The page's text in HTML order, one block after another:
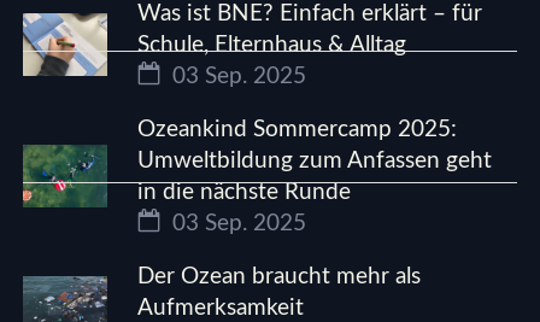
Was ist BNE? Einfach erklärt – für
Schule, Elternhaus & Alltag
03 Sep. 2025
Ozeankind Sommercamp 2025:
Umweltbildung zum Anfassen geht
in die nächste Runde
03 Sep. 2025
Der Ozean braucht mehr als
Aufmerksamkeit